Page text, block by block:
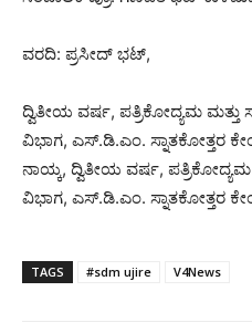
ವರದಿ: ಪ್ರಸೀದ್ ಭಟ್,
ದ್ವಿತೀಯ ವರ್ಷ, ಪತ್ರಿಕೋದ್ಯಮ
ವಿಭಾಗ, ಎಸ್.ಡಿ.ಎಂ. ಸ್ನಾತಕೋತ್ತರ
ನಾಯ್ಕ, ದ್ವಿತೀಯ ವರ್ಷ,
ವಿಭಾಗ, ಎಸ್.ಡಿ.ಎಂ. ಸ್ನಾತಕೋತ್ತರ
TAGS #sdm ujire V4News